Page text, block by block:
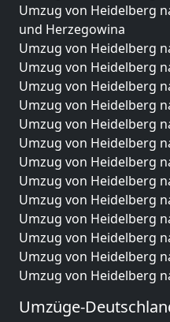
Umzug von Heidelberg
und Herzegowina
Umzug von Heidelberg
Umzug von Heidelberg
Umzug von Heidelberg
Umzug von Heidelberg
Umzug von Heidelberg
Umzug von Heidelberg
Umzug von Heidelberg
Umzug von Heidelberg
Umzug von Heidelberg
Umzug von Heidelberg
Umzug von Heidelberg
Umzug von Heidelberg
Umzug von Heidelberg
Umzüge-